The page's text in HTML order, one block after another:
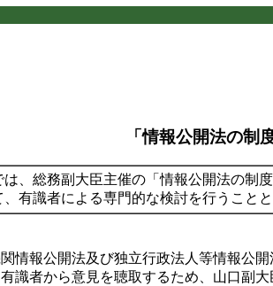
「情報公開法の制
、総務副大臣主催の「情報公開法の制
、有識者による専門的な検討を行うこと
情報公開法及び独立行政法人等情報公
識者から意見を聴取するため、山口副